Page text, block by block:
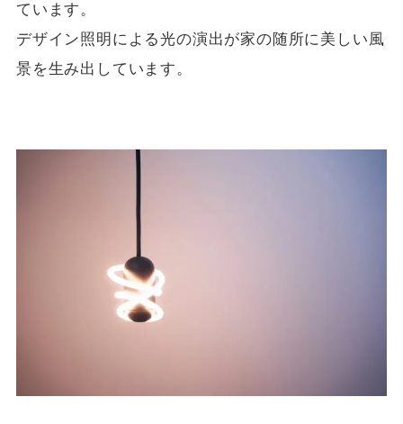
ています。
デザイン照明による光の演出が家の随所に美しい風
景を生み出しています。